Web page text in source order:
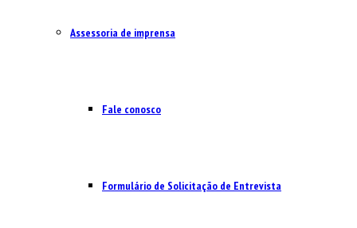
Assessoria de imprensa
Fale conosco
Formulário de Solicitação de Entrevista